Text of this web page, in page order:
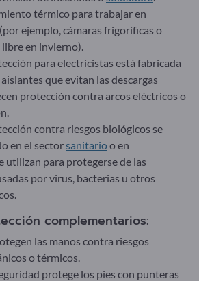
térmico para trabajar en
ejemplo, cámaras frigoríficas o
en invierno).
para electricistas está fabricada
que evitan las descargas
protección contra arcos eléctricos o
contra riesgos biológicos se
en el sectorsanitarioo en
utilizan para protegerse de las
por virus, bacterias u otros
complementarios:
las manos contra riesgos
o térmicos.
protege los pies con punteras